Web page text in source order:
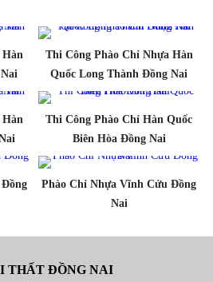
Hàn
Thi Công Phào Chỉ Nhựa Hàn
Quốc Long Thành Đồng Nai
Hàn
Thi Công Phào Chỉ Hàn Quốc
Biên Hòa Đồng Nai
Phào Chỉ Nhựa Vĩnh Cửu Đồng
Nai
THẤT ĐỒNG NAI